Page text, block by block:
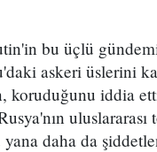
bu üçlü
askeri üslerini
koruduğunu iddia
uluslararası
daha da